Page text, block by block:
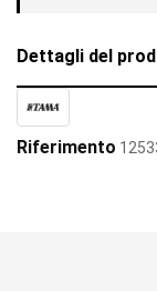
Dettagli del
Riferimento